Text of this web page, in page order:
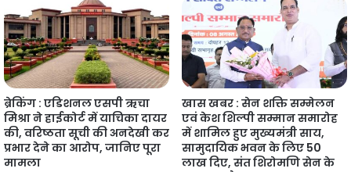
ब्रेकिंग : एडिशनल एसपी ऋचा
मिश्रा ने हाईकोर्ट में याचिका दायर
की, वरिष्ठता सूची की अनदेखी कर
प्रभार देने का आरोप, जानिए पूरा
मामला
खास खबर : सेन शक्ति सम्मेलन
एवं केश शिल्पी सम्मान समारोह
में शामिल हुए मुख्यमंत्री साय,
सामुदायिक भवन के लिए 50
लाख दिए, संत शिरोमणि सेन के